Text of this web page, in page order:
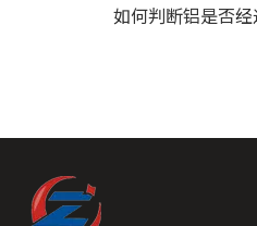
如何判断铝是否